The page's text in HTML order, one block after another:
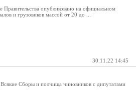
Правительства опубликовано на официальном
и грузовиков массой от 20 до ...
30.11.22 14:45
Сборы и полчища чиновников с дипутатами